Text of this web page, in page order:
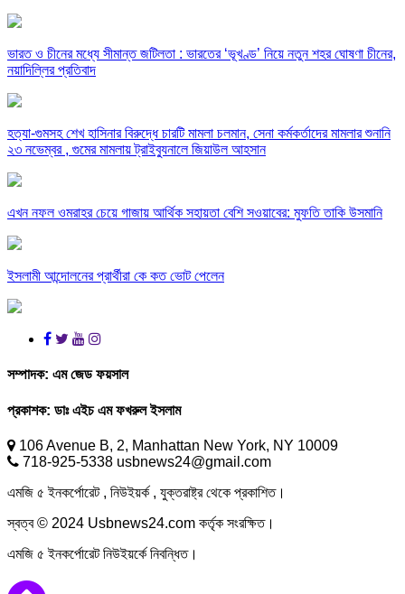
ভারত ও চীনের মধ্যে সীমান্ত জটিলতা : ভারতের ‘ভূখণ্ড’ নিয়ে নতুন শহর ঘোষণা চীনের,
নয়াদিল্লির প্রতিবাদ
হত্যা-গুমসহ শেখ হাসিনার বিরুদ্ধে চারটি মামলা চলমান, সেনা কর্মকর্তাদের মামলার শুনানি
২৩ নভেম্বর , গুমের মামলায় ট্রাইব্যুনালে জিয়াউল আহসান
এখন নফল ওমরাহর চেয়ে গাজায় আর্থিক সহায়তা বেশি সওয়াবের: মুফতি তাকি উসমানি
ইসলামী আন্দোলনের প্রার্থীরা কে কত ভোট পেলেন
সম্পাদক: এম জেড ফয়সাল
প্রকাশক: ডাঃ এইচ এম ফখরুল ইসলাম
106 Avenue B, 2, Manhattan New York, NY 10009
718-925-5338 usbnews24@gmail.com
এমজি ৫ ইনকর্পোরেট , নিউইয়র্ক , যুক্তরাষ্ট্র থেকে প্রকাশিত।
স্বত্ব © 2024 Usbnews24.com কর্তৃক সংরক্ষিত।
এমজি ৫ ইনকর্পোরেট নিউইয়র্কে নিবন্ধিত।